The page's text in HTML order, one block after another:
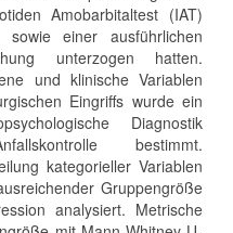
Amobarbitaltest (IAT)
sowie einer ausführlichen
unterzogen hatten.
und klinische Variablen
Eingriffs wurde ein
Diagnostik
bestimmt.
kategorieller Variablen
Gruppengröße
analysiert. Metrische